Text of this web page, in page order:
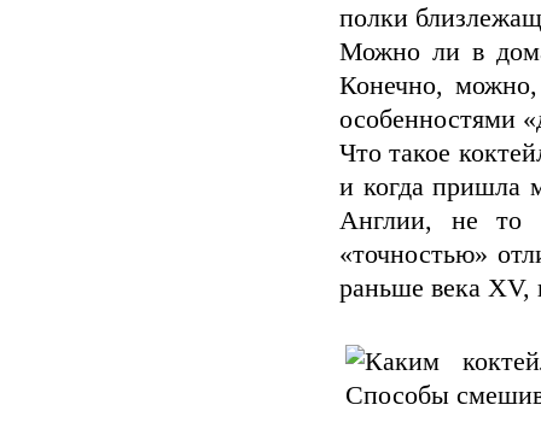
полки
Можно ли в
Конечно,
особенностями
Что такое
и когда пришла
Англии, не
«точностью»
раньше века